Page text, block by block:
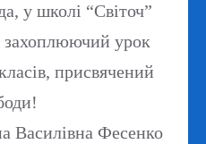
у школі “Світоч”
захоплюючий урок
присвячений
Василівна Фесенко